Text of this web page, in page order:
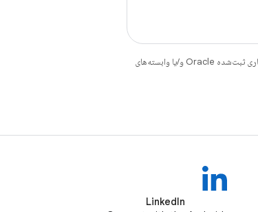
هستند. جاوا و OpenJDK علامت‌های تجاری یا علامت‌های تجاری ثبت‌شده Oracle و/یا وابسته‌های
LinkedIn